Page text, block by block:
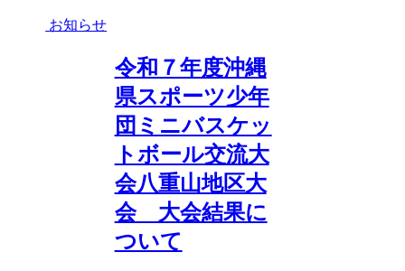
お知らせ
令和７年度沖縄
県スポーツ少年
団ミニバスケッ
トボール交流大
会八重山地区大
会 大会結果に
ついて